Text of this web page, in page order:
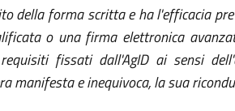
della forma scritta e ha l'efficacia
o una firma elettronica
fissati dall'AgID ai sensi
manifesta e inequivoca, la sua